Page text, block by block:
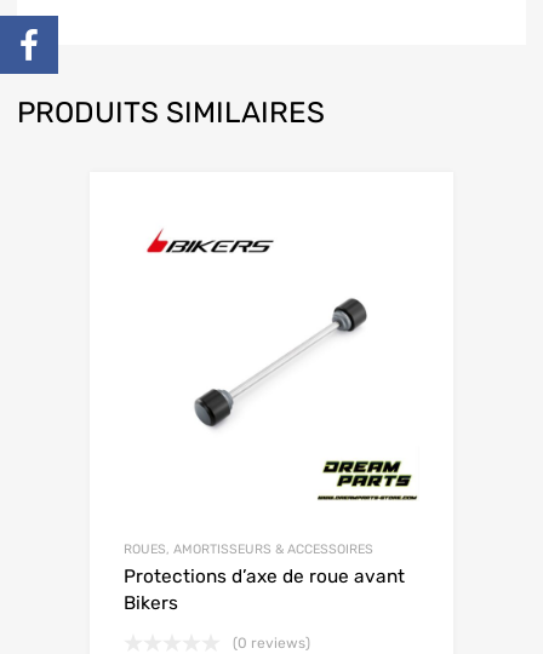
PRODUITS SIMILAIRES
ROUES, AMORTISSEURS & ACCESSOIRES
Protections d’axe de roue avant
Bikers
(0 reviews)